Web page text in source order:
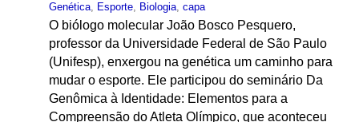
Genética, Esporte, Biologia, capa
O biólogo molecular João Bosco Pesquero,
professor da Universidade Federal de São Paulo
(Unifesp), enxergou na genética um caminho para
mudar o esporte. Ele participou do seminário Da
Genômica à Identidade: Elementos para a
Compreensão do Atleta Olímpico, que aconteceu